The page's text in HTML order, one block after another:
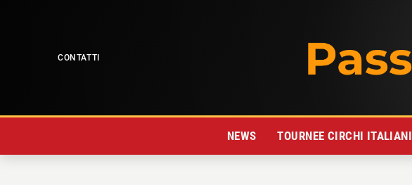
CONTATTI
NEWS TOURNEE CIRCHI ITALIANI